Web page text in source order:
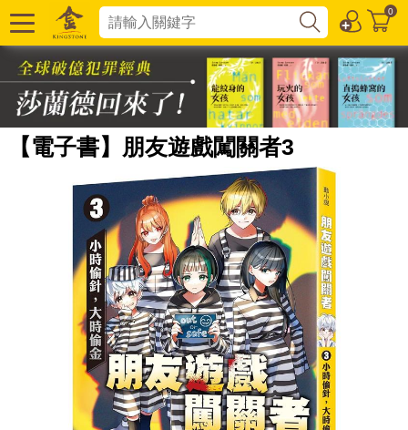
0
【電子書】朋友遊戲闖關者3